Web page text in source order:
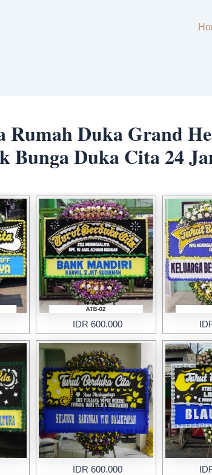
Rumah Duka Grand
Bunga Duka Cita 24
IDR 600.000
IDR 600.000